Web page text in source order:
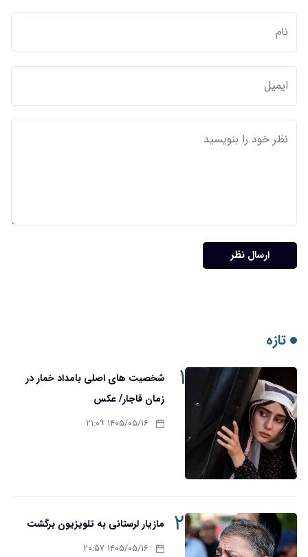
ارسال نظر
تازه
۱
شخصیت های اصلی بامداد خمار در
زمان قاجار/ عکس
۱۴۰۵/۰۵/۱۶ ۲۱:۰۹
۲ مازیار لرستانی به تلویزیون برگشت
۱۴۰۵/۰۵/۱۶ ۲۰:۵۷